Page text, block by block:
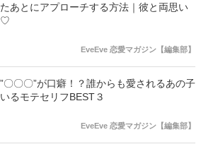
あとにアプローチする方法｜彼と両思い
♡
EveEve 恋愛マガジン【編集部】
〇〇〇”が口癖！？誰からも愛されるあの子
るモテセリフBEST３
EveEve 恋愛マガジン【編集部】